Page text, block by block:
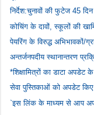
निर्देश:चुनावों की फुटेज 45 दिन
कोचिंग के दावों, स्कूलों की
पेयरिंग के विरुद्ध अभिभावकों/
अन्तर्जनपदीय स्थानान्तरण
*शिक्षामित्रों का डाटा अपडेट
सेवा पुस्तिकाओं को अपडेट
`इस लिंक के माध्यम से आप